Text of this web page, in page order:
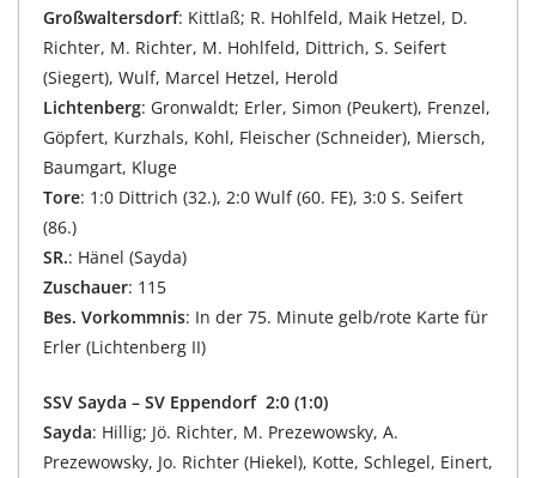
Großwaltersdorf: Kittlaß; R. Hohlfeld, Maik Hetzel, D.
Richter, M. Richter, M. Hohlfeld, Dittrich, S. Seifert
(Siegert), Wulf, Marcel Hetzel, Herold
Lichtenberg: Gronwaldt; Erler, Simon (Peukert), Frenzel,
Göpfert, Kurzhals, Kohl, Fleischer (Schneider), Miersch,
Baumgart, Kluge
Tore: 1:0 Dittrich (32.), 2:0 Wulf (60. FE), 3:0 S. Seifert
(86.)
SR.: Hänel (Sayda)
Zuschauer: 115
Bes. Vorkommnis: In der 75. Minute gelb/rote Karte für
Erler (Lichtenberg II)
SSV Sayda – SV Eppendorf 2:0 (1:0)
Sayda: Hillig; Jö. Richter, M. Prezewowsky, A.
Prezewowsky, Jo. Richter (Hiekel), Kotte, Schlegel, Einert,